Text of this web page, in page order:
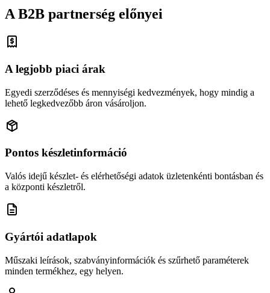
A B2B partnerség előnyei
A legjobb piaci árak
Egyedi szerződéses és mennyiségi kedvezmények, hogy mindig a
lehető legkedvezőbb áron vásároljon.
Pontos készletinformáció
Valós idejű készlet- és elérhetőségi adatok üzletenkénti bontásban és
a központi készletről.
Gyártói adatlapok
Műszaki leírások, szabványinformációk és szűrhető paraméterek
minden termékhez, egy helyen.